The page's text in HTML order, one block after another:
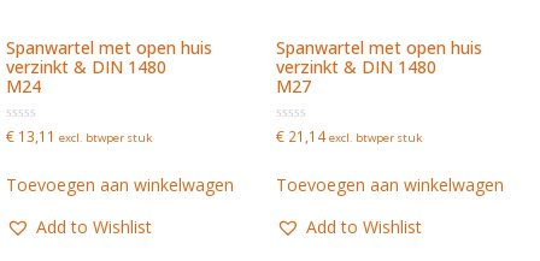
Spanwartel met open huis
verzinkt & DIN 1480
M24
Waardering
0
5
€ 13,11 excl. btwper stuk
Toevoegen aan winkelwagen
Add to Wishlist
Spanwartel met open huis
verzinkt & DIN 1480
M27
Waardering
0
5
€ 21,14 excl. btwper stuk
Toevoegen aan winkelwagen
Add to Wishlist